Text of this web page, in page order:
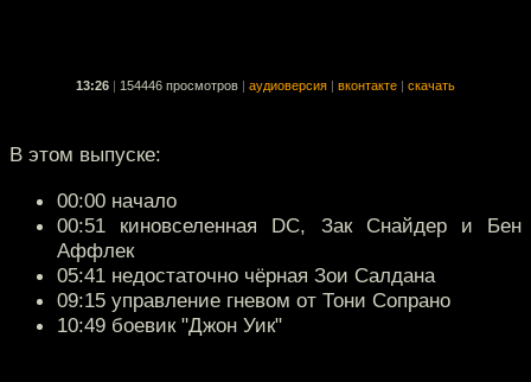
13:26 154446 просмотров аудиоверсия вконтакте скачать
В этом выпуске:
00:00 начало
00:51 киновселенная DC, Зак Снайдер и Бен
Аффлек
05:41 недостаточно чёрная Зои Салдана
09:15 управление гневом от Тони Сопрано
10:49 боевик "Джон Уик"